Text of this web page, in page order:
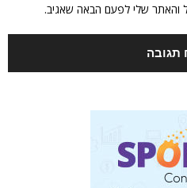
והאתר שלי לפעם הבאה שאגיב.